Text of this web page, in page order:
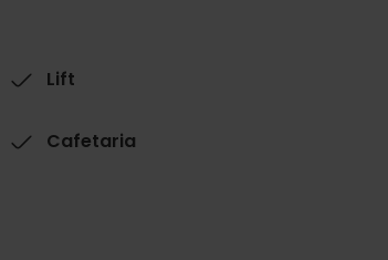
Lift
Cafetaria